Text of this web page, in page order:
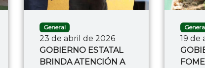
General
23 de abril de 2026
GOBIERNO ESTATAL
BRINDA ATENCIÓN A
19 de